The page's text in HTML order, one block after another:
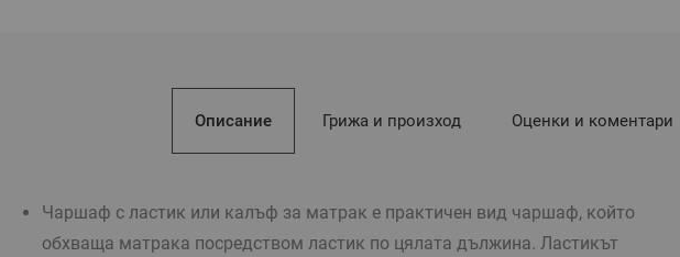
Описание
Чаршаф с ластик или калъф за матрак е практичен вид чаршаф, който
обхваща матрака посредством ластик по цялата дължина. Ластикът
Грижа и произход Оценки и коментари